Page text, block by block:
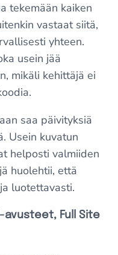
tekemään kaiken
vastaat siitä,
yhteen.
usein jää
mikäli kehittäjä ei
saa päivityksiä
Usein kuvatun
helposti valmiiden
huolehtii, että
luotettavasti.
avusteet, Full Site